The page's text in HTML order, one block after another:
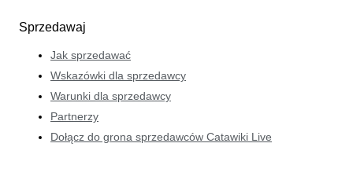
Sprzedawaj
Jak sprzedawać
Wskazówki dla sprzedawcy
Warunki dla sprzedawcy
Partnerzy
Dołącz do grona sprzedawców Catawiki Live